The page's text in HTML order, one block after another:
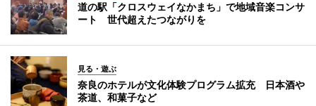
道の駅「クロスウェイなかまち」で地域音楽コンサ
ート 世代超えたつながりを
見る・遊ぶ
奈良のホテルが文化体験プログラム拡充 日本酒や
茶道、和菓子など